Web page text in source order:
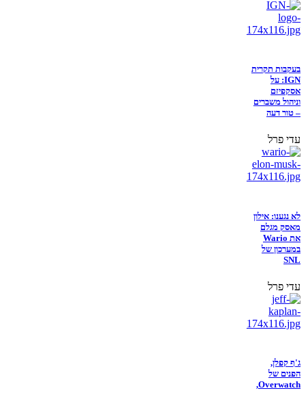
בעקבות תקרית
IGN: על
אסקפיזם
וניהול משברים
– טור דעה
עדי פרל
לא נגענו: אילון
מאסק מגלם
את Wario
במערכון של
SNL
עדי פרל
ג'ף קפלן,
הפנים של
Overwatch,